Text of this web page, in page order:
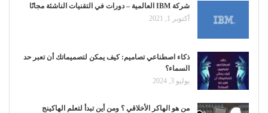
شركة IBM العالمية – دورات في التقنيات الناشئة مجانًا
أكتوبر 1, 2021
ذكاء اصطناعي تصاميم: كيف يمكن لتصميماتك أن تعبر حد
السماء؟
يوليو 3, 2024
من هو الهاكر الأخلاقي ؟ ومن أين تبدأ لتعلم الهاكينج